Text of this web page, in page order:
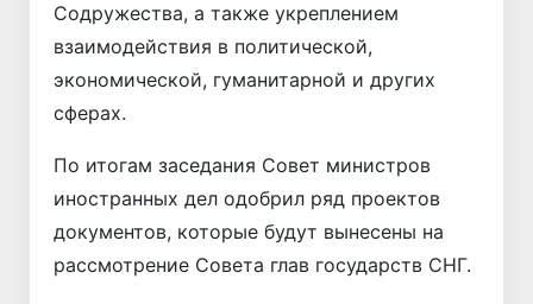
Содружества, а также укреплением
взаимодействия в политической,
экономической, гуманитарной и других
сферах.
По итогам заседания Совет министров
иностранных дел одобрил ряд проектов
документов, которые будут вынесены на
рассмотрение Совета глав государств СНГ.